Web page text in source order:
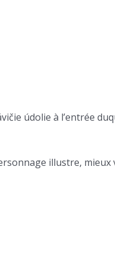
údolie à l’entrée
illustre, mieux